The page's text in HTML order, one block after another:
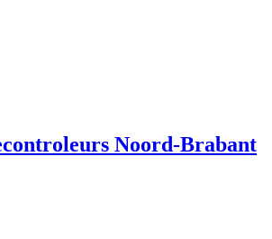
Noord-Brabant